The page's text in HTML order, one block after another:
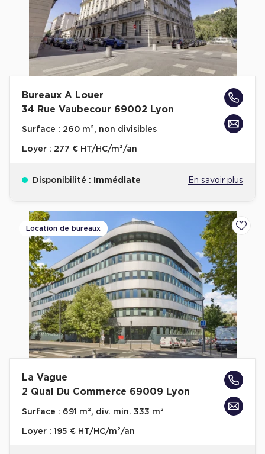
Bureaux A Louer
34 Rue Vaubecour 69002 Lyon
Surface : 260 m², non divisibles
Loyer : 277 € HT/HC/m²/an
Disponibilité : Immédiate En savoir plus
Location de bureaux
La Vague
2 Quai Du Commerce 69009 Lyon
Surface : 691 m², div. min. 333 m²
Loyer : 195 € HT/HC/m²/an